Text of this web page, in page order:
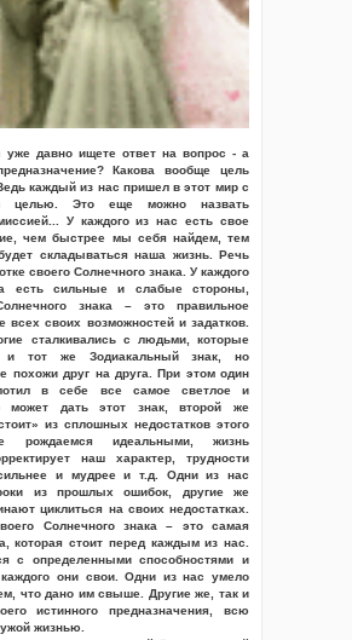
давно ищете ответ на вопрос - а
Какова вообще цель
каждый из нас пришел в этот мир с
целью. Это еще можно назвать
У каждого из нас есть свое
чем быстрее мы себя найдем, тем
складываться наша жизнь. Речь
своего Солнечного знака. У каждого
есть сильные и слабые стороны,
знака – это правильное
всех своих возможностей и задатков.
сталкивались с людьми, которые
и тот же Зодиакальный знак, но
похожи друг на друга. При этом один
в себе все самое светлое и
может дать этот знак, второй же
из сплошных недостатков этого
рождаемся идеальными, жизнь
наш характер, трудности
и мудрее и т.д. Одни из нас
из прошлых ошибок, другие же
циклиться на своих недостатках.
Солнечного знака – это самая
которая стоит перед каждым из нас.
с определенными способностями и
они свои. Одни из нас умело
что дано им свыше. Другие же, так и
истинного предназначения, всю
жизнью.